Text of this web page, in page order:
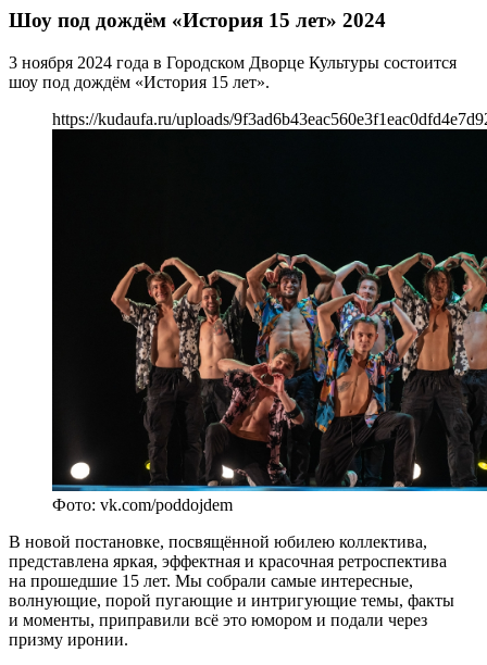
Шоу под дождём «История 15 лет» 2024
3 ноября 2024 года в Городском Дворце Культуры состоится
шоу под дождём «История 15 лет».
https://kudaufa.ru/uploads/
Фото: vk.com/poddojdem
В новой постановке, посвящённой юбилею коллектива,
представлена яркая, эффектная и красочная ретроспектива
на прошедшие 15 лет. Мы собрали самые интересные,
волнующие, порой пугающие и интригующие темы, факты
и моменты, приправили всё это юмором и подали через
призму иронии.